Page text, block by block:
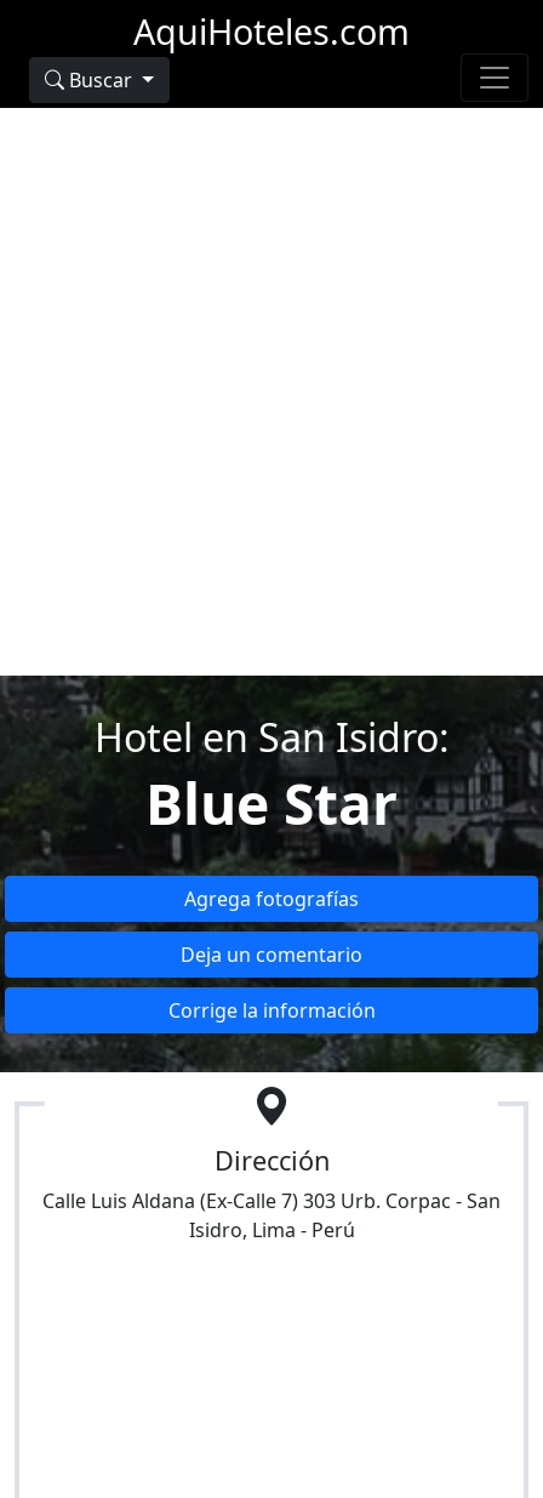
AquiHoteles.com
Buscar
Hotel en San Isidro:
Blue Star
Agrega fotografías
Deja un comentario
Corrige la información
Dirección
Calle Luis Aldana (Ex-Calle 7) 303 Urb. Corpac -San
Isidro, Lima - Perú